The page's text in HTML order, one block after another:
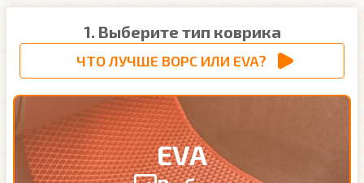
1. Выберите тип коврика
ЧТО ЛУЧШЕ ВОРС ИЛИ EVA?
EVA